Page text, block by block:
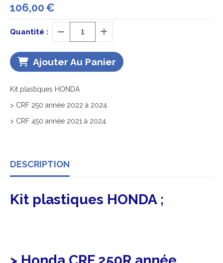
106,00€
Quantité :
Ajouter Au Panier
Kit plastiques HONDA
> CRF 250 année 2022 à 2024.
> CRF 450 année 2021 à 2024.
DESCRIPTION
Kit plastiques HONDA ;